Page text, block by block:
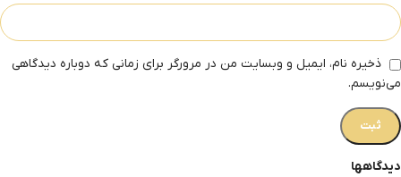
دیدگاهها
ذخیره نام، ایمیل و وبسایت من در مرورگر برای زمانی که دوباره دیدگاهی
می‌نویسم.